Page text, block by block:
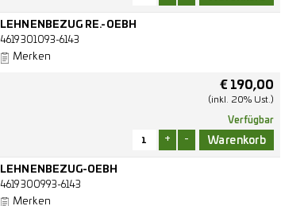
LEHNENBEZUG RE.-OEBH
4619301093-6143
Merken
€ 190,00
(inkl. 20% Ust.)
Verfügbar
+ -
LEHNENBEZUG-OEBH
4619300993-6143
Merken